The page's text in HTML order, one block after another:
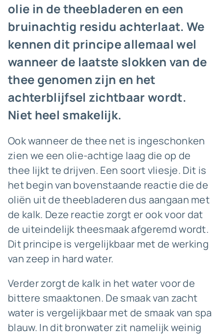
olie in de theebladeren en een
bruinachtig residu achterlaat. We
kennen dit principe allemaal wel
wanneer de laatste slokken van de
thee genomen zijn en het
achterblijfsel zichtbaar wordt.
Niet heel smakelijk.
Ook wanneer de thee net is ingeschonken
zien we een olie-achtige laag die op de
thee lijkt te drijven. Een soort vliesje. Dit is
het begin van bovenstaande reactie die de
oliën uit de theebladeren dus aangaan met
de kalk. Deze reactie zorgt er ook voor dat
de uiteindelijk theesmaak afgeremd wordt.
Dit principe is vergelijkbaar met de werking
van zeep in hard water.
Verder zorgt de kalk in het water voor de
bittere smaaktonen. De smaak van zacht
water is vergelijkbaar met de smaak van spa
blauw. In dit bronwater zit namelijk weinig